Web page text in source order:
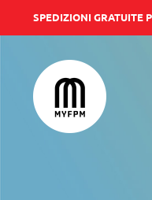
al
contenuto
SPEDIZIONI GRATUITE